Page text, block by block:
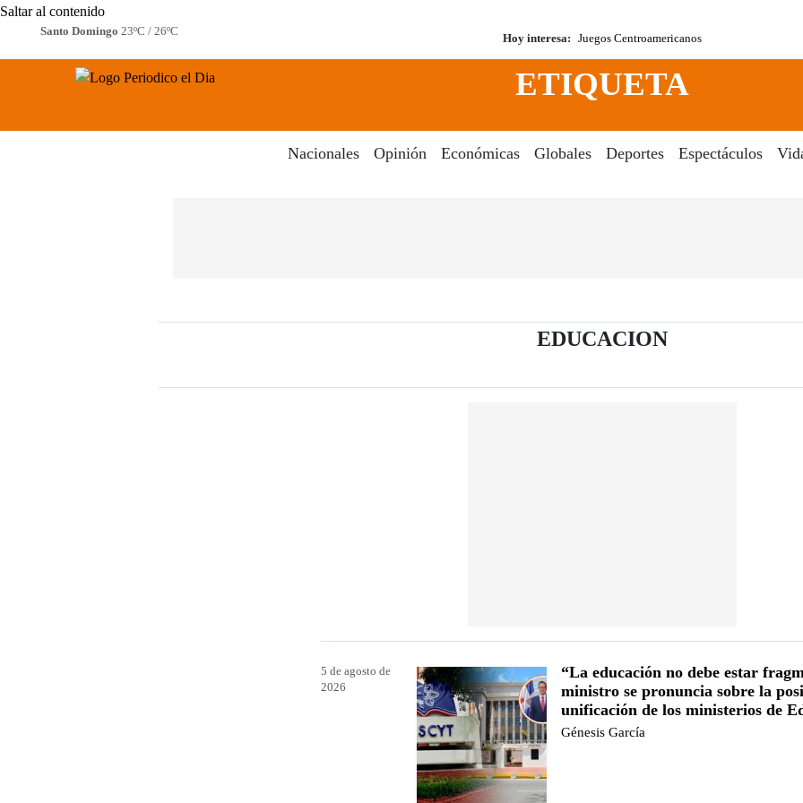
Saltar al contenido
Santo Domingo 23ºC / 26ºC
Hoy interesa: Juegos Centroamericanos
ETIQUETA
Nacionales Opinión Económicas Globales Deportes Espectáculos
EDUCACION- Periódico El
5 de agosto de
2026
“La educación no debe estar
ministro se pronuncia sobre la
unificación de los ministerios de
Génesis García